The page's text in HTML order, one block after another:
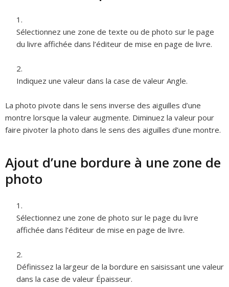
Sélectionnez une zone de texte ou de photo sur le page
du livre affichée dans l’éditeur de mise en page de livre.
Indiquez une valeur dans la case de valeur Angle.
La photo pivote dans le sens inverse des aiguilles d’une
montre lorsque la valeur augmente. Diminuez la valeur pour
faire pivoter la photo dans le sens des aiguilles d’une montre.
Ajout d’une bordure à une zone de
photo
Sélectionnez une zone de photo sur le page du livre
affichée dans l’éditeur de mise en page de livre.
Définissez la largeur de la bordure en saisissant une valeur
dans la case de valeur Épaisseur.